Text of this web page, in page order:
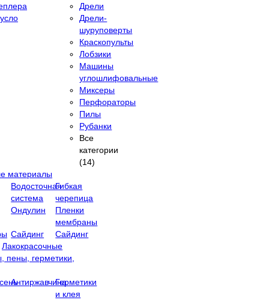
Дрели
Дрели-
шуруповерты
Краскопульты
Лобзики
Машины
углошлифовальные
Миксеры
Перфораторы
Пилы
Рубанки
Все
категории
(14)
материалы
Водосточная
система
Гибкая
черепица
Ондулин
Пленки
мембраны
Сайдинг
Сайдинг
Лакокрасочные
пены, герметики,
АнтиржавчинаГерметики
и клея